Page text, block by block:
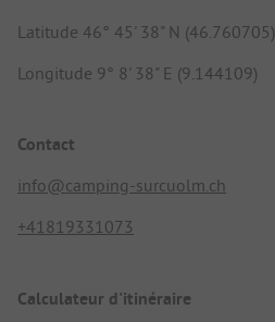
Latitude 46° 45' 38" N (46.760705)
Longitude 9° 8' 38" E (9.144109)
Contact
info@camping-surcuolm.ch
+41819331073
Calculateur d'itinéraire